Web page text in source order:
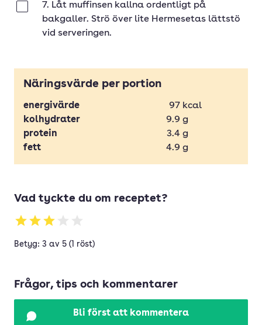
7. Låt muffinsen kallna ordentligt på
bakgaller. Strö över lite Hermesetas lättstö
vid serveringen.
Näringsvärde per portion
energivärde 97 kcal
kolhydrater
9.9 g
protein
3.4 g
fett
4.9 g
Vad tyckte du om receptet?
Betyg: 3 av 5 (1 röst)
Frågor, tips och kommentarer
Bli först att kommentera